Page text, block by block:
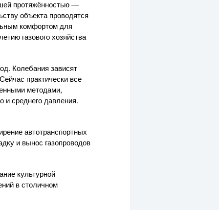
протяжённостью —
объекта проводятся
комфортом для
газового хозяйства
Колебания зависят
практически все
методами,
и среднего давления.
автотранспортных
и вынос газопроводов
культурной
в столичном